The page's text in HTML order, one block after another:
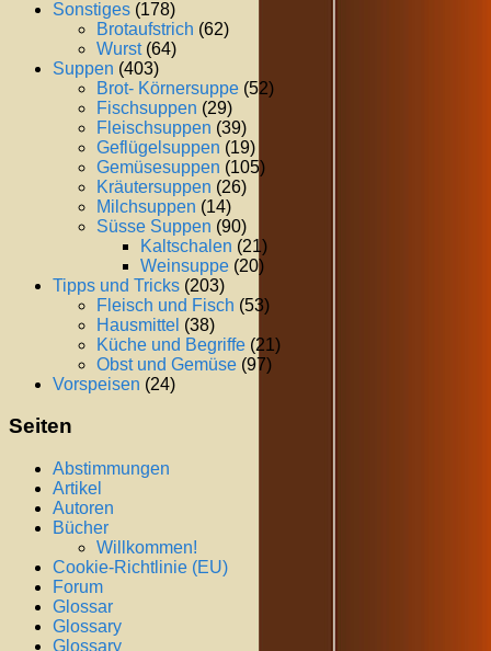
Sonstiges (178)
Brotaufstrich (62)
Wurst(64)
Suppen (403)
Brot- Körnersuppe (52)
Fischsuppen (29)
Fleischsuppen (39)
Geflügelsuppen (19)
Gemüsesuppen (105)
Kräutersuppen (26)
Milchsuppen (14)
Süsse Suppen (90)
Kaltschalen (21)
Weinsuppe (20)
Tipps und Tricks (203)
Fleisch und Fisch (53)
Hausmittel (38)
Küche und Begriffe (21)
Obst und Gemüse (97)
Vorspeisen (24)
Seiten
Abstimmungen
Artikel
Autoren
Bücher
Willkommen!
Cookie-Richtlinie (EU)
Forum
Glossar
Glossary
Glossary